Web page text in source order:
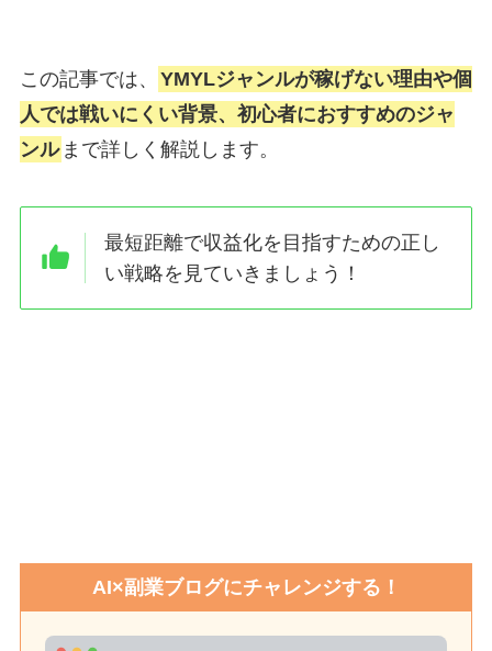
この記事では、
YMYLジャンルが稼げない理由や個
人では戦いにくい背景、初心者におすすめのジャ
ンル まで詳しく解説します。
最短距離で収益化を目指すための正し
い戦略を見ていきましょう！
AI×副業ブログにチャレンジする！